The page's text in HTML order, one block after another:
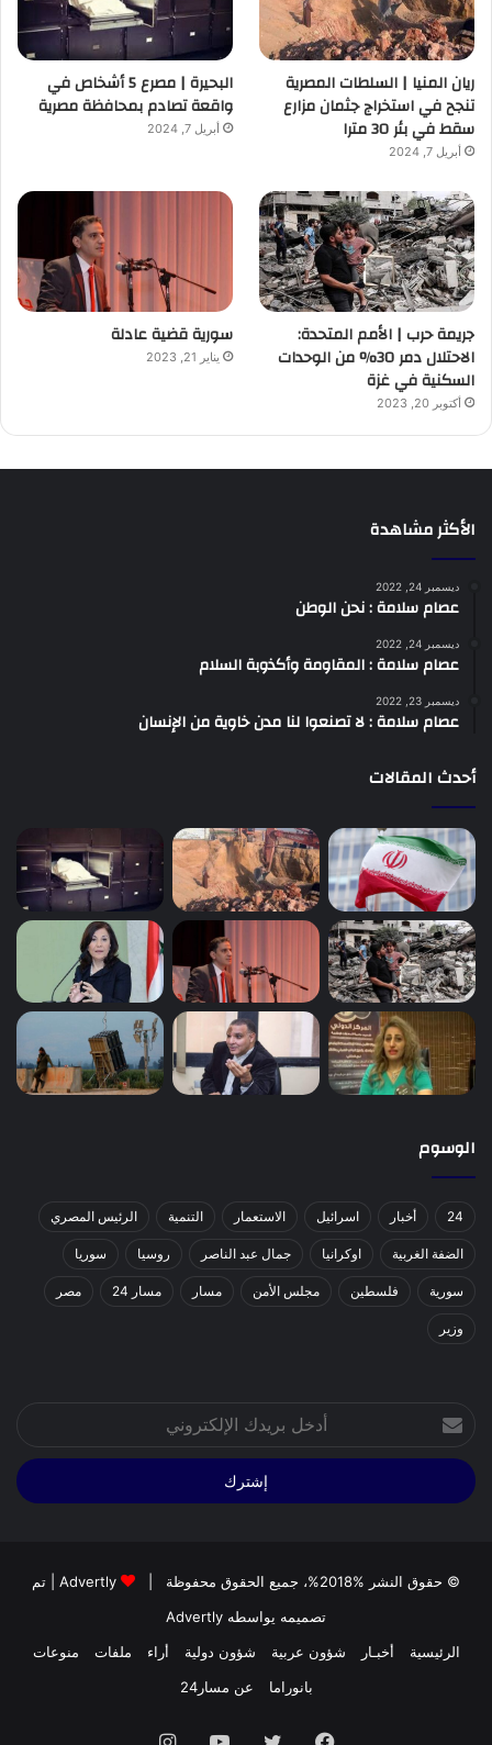
ريان المنيا | السلطات المصرية
تنجح في استخراج جثمان مزارع
سقط في بئر 30 مترا
أبريل 7, 2024
البحيرة | مصرع 5 أشخاص في
واقعة تصادم بمحافظة مصرية
أبريل 7, 2024
جريمة حرب | الأمم المتحدة:
الاحتلال دمر 30% من الوحدات
السكنية في غزة
أكتوبر 20, 2023
سورية قضية عادلة
يناير 21, 2023
الأكثر مشاهدة
ديسمبر 24, 2022
عصام سلامة : نحن الوطن
ديسمبر 24, 2022
عصام سلامة : المقاومة وأكذوبة السلام
ديسمبر 23, 2022
عصام سلامة : لا تصنعوا لنا مدن خاوية من الإنسان
أحدث المقالات
الوسوم
24 أخبار اسرائيل الاستعمار التنمية الرئيس المصري
الضفة الغربية اوكرانيا جمال عبد الناصر روسيا سوريا
سورية فلسطين مجلس الأمن مسار مسار 24 مصر
وزير
بريدك
الإلكتروني
© حقوق النشر %2018%، جميع الحقوق محفوظة | Advertly | تم
تصميمه يواسطه Advertly
الرئيسية
أخبـار شؤون عربية شؤون دولية أراء ملفات
منوعات
بانوراما
عن مسار24